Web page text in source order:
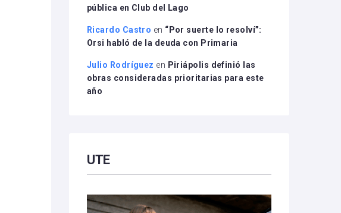
pública en Club del Lago
Ricardo Castro en “Por suerte lo resolví”:
Orsi habló de la deuda con Primaria
Julio Rodríguez en Piriápolis definió las
obras consideradas prioritarias para este
año
UTE